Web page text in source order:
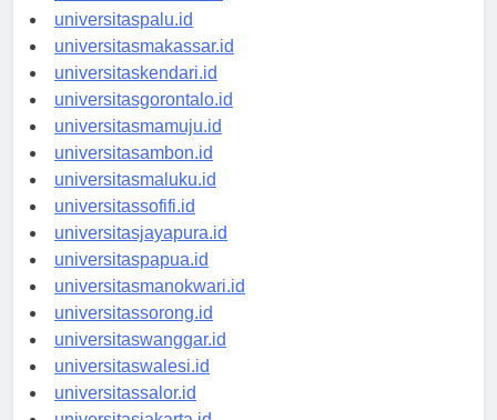
universitasmanado.id
universitaspalu.id
universitasmakassar.id
universitaskendari.id
universitasgorontalo.id
universitasmamuju.id
universitasambon.id
universitasmaluku.id
universitassofifi.id
universitasjayapura.id
universitaspapua.id
universitasmanokwari.id
universitassorong.id
universitaswanggar.id
universitaswalesi.id
universitassalor.id